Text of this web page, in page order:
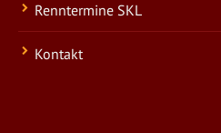
Renntermine SKL
Kontakt